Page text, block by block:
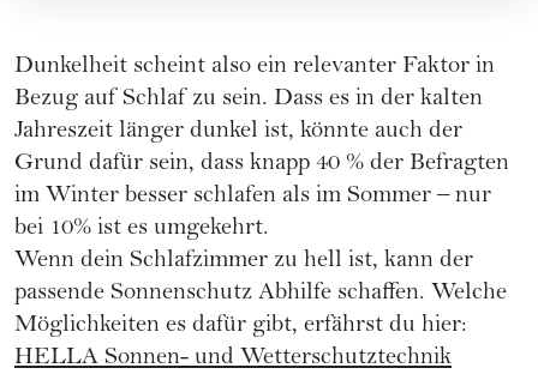
Dunkelheit scheint also ein relevanter Faktor in
Bezug auf Schlaf zu sein. Dass es in der kalten
Jahreszeit länger dunkel ist, könnte auch der
Grund dafür sein, dass knapp 40 % der Befragten
im Winter besser schlafen als im Sommer – nur
bei 10% ist es umgekehrt.
Wenn dein Schlafzimmer zu hell ist, kann der
passende Sonnenschutz Abhilfe schaffen. Welche
Möglichkeiten es dafür gibt, erfährst du hier:
HELLA Sonnen- und Wetterschutztechnik